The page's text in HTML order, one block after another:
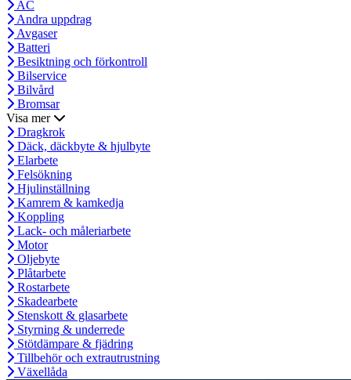
AC
Andra uppdrag
Avgaser
Batteri
Besiktning och förkontroll
Bilservice
Bilvård
Bromsar
Visa mer
Dragkrok
Däck, däckbyte & hjulbyte
Elarbete
Felsökning
Hjulinställning
Kamrem & kamkedja
Koppling
Lack- och måleriarbete
Motor
Oljebyte
Plåtarbete
Rostarbete
Skadearbete
Stenskott & glasarbete
Styrning & underrede
Stötdämpare & fjädring
Tillbehör och extrautrustning
Växellåda